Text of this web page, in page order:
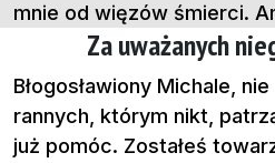
mnie od więzów śmierci.
Za uważanych
Błogosławiony Michale,
rannych, którym nikt,
już pomóc. Zostałeś